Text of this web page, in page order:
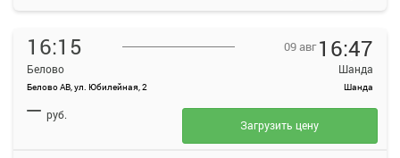
16:15
Белово
Белово АВ, ул. Юбилейная, 2
09 авг 16:47
Шанда
Шанда
— руб.
Загрузить цену